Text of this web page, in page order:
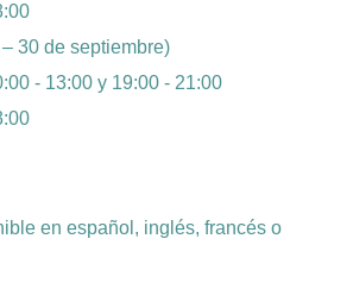
30 de septiembre)
- 13:00 y 19:00 - 21:00
en español, inglés, francés o